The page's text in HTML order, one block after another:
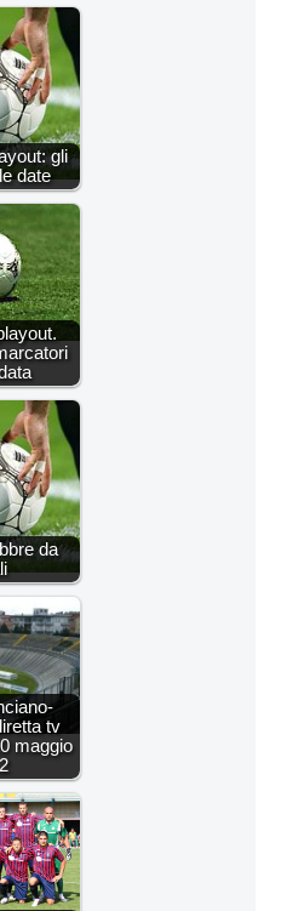
gli
date
da
tv
maggio